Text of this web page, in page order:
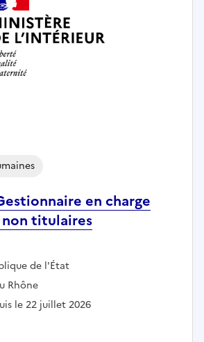
en charge
non titulaires
:de l'État
Rhône
le 22 juillet 2026